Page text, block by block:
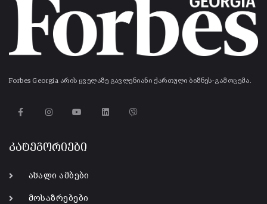
Forbes Georgia არის ყველაზე გავლენიანი ქართული ბიზნეს-გამოცემა.
კატეგორიები
ახალი ამბები
მოსაზრებები